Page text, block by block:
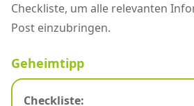
Checkliste, um alle relevanten
Post einzubringen.
Geheimtipp
Checkliste: